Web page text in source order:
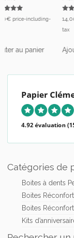
Note
3.00
14,00€ price-including-
Ajouter au panier
Papier
4.92 évaluation
Catégories de
Boites à dents
Boites
Boites
Kits